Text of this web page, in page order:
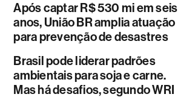
Após captar R$ 530 mi em seis
anos, União BR amplia atuação
para prevenção de desastres
Brasil pode liderar padrões
ambientais para soja e carne.
Mas há desafios, segundo WRI